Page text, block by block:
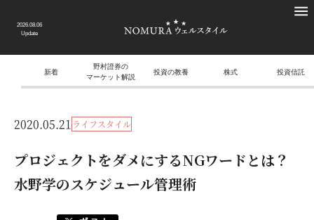
2026.08.06
Update
新着
野村證券の
マーケット解説
投資の教養 株式 投資信託
2020.05.21 ライフスタイル
プロジェクトをダメにするNGワードとは？
水野学のスケジュール管理術